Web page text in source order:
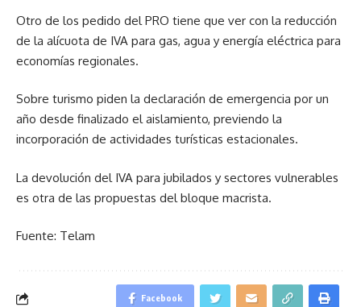
Otro de los pedido del PRO tiene que ver con la reducción
de la alícuota de IVA para gas, agua y energía eléctrica para
economías regionales.
Sobre turismo piden la declaración de emergencia por un
año desde finalizado el aislamiento, previendo la
incorporación de actividades turísticas estacionales.
La devolución del IVA para jubilados y sectores vulnerables
es otra de las propuestas del bloque macrista.
Fuente: Telam
Facebook